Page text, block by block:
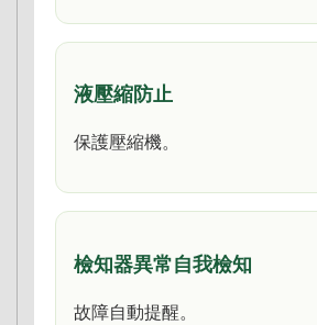
液壓縮防止
保護壓縮機。
檢知器異常自我檢知
故障自動提醒。